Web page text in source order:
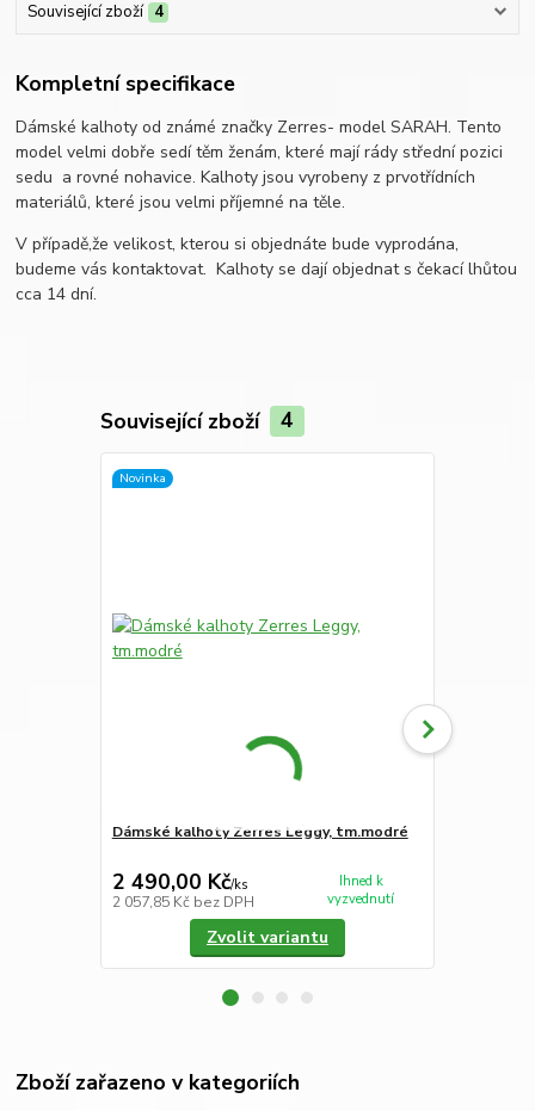
Související zboží 4
Kompletní specifikace
Dámské kalhoty od známé značky Zerres- model SARAH. Tento
model velmi dobře sedí těm ženám, které mají rády střední pozici
sedu a rovné nohavice. Kalhoty jsou vyrobeny z prvotřídních
materiálů, které jsou velmi příjemné na těle.
V případě,že velikost, kterou si objednáte bude vyprodána,
budeme vás kontaktovat. Kalhoty se dají objednat s čekací lhůtou
cca 14 dní.
Související zboží 4
Novinka
Dámské kalhoty Zerres Leggy, tm.modré
2 490,00 Kč/ks
2 057,85 Kč bez DPH
Ihned k
vyzvednutí
Zvolit variantu
Zboží zařazeno v kategoriích